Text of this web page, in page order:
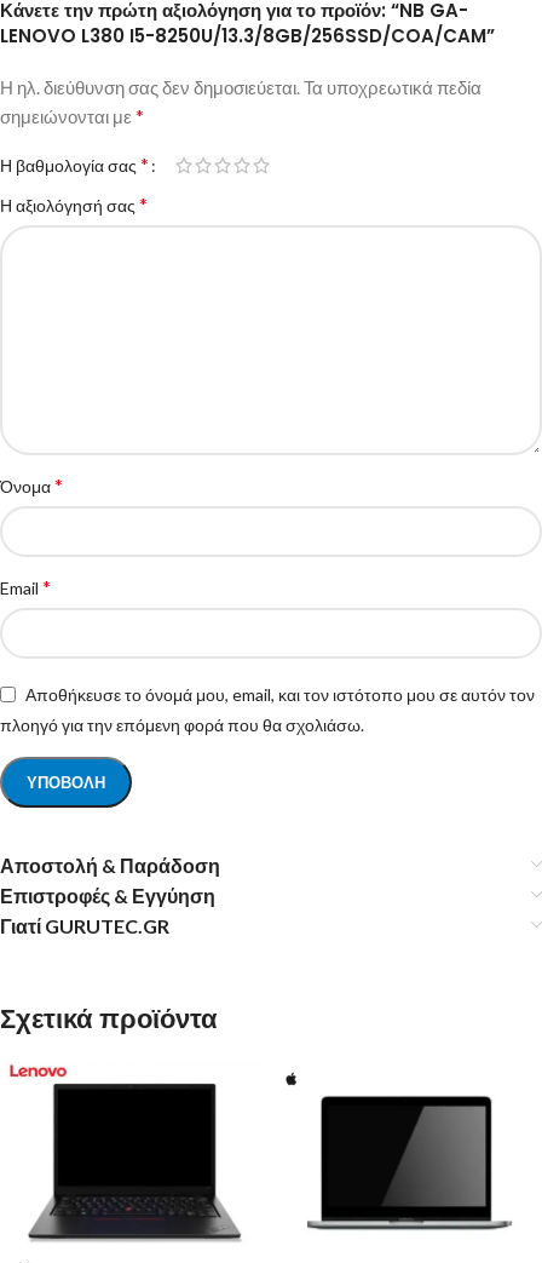
Κάνετε την πρώτη αξιολόγηση για το προϊόν: “NB GA-
LENOVO L380 I5-8250U/13.3/8GB/256SSD/COA/CAM”
Η ηλ. διεύθυνση σας δεν δημοσιεύεται.Τα υποχρεωτικά πεδία
σημειώνονται με *
Η βαθμολογία σας *
Η αξιολόγησή σας *
Όνομα*
Email *
Αποθήκευσε το όνομά μου, email, και τον ιστότοπο μου σε αυτόν τον
πλοηγό για την επόμενη φορά που θα σχολιάσω.
Αποστολή & Παράδοση
Επιστροφές & Εγγύηση
Γιατί GURUTEC.GR
Σχετικά προϊόντα